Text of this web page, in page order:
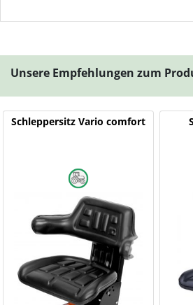
Unsere Empfehlungen zum
Schleppersitz Vario comfort